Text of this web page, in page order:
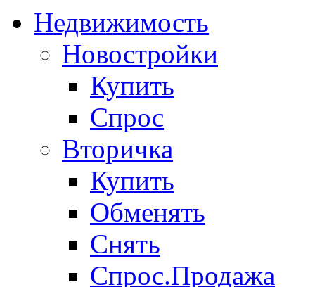
Недвижимость
Новостройки
Купить
Спрос
Вторичка
Купить
Обменять
Снять
Спрос.Продажа